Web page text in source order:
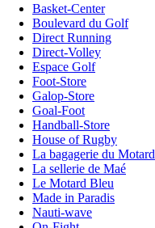
Basket-Center
Boulevard du Golf
Direct Running
Direct-Volley
Espace Golf
Foot-Store
Galop-Store
Goal-Foot
Handball-Store
House of Rugby
La bagagerie du Motard
La sellerie de Maé
Le Motard Bleu
Made in Paradis
Nauti-wave